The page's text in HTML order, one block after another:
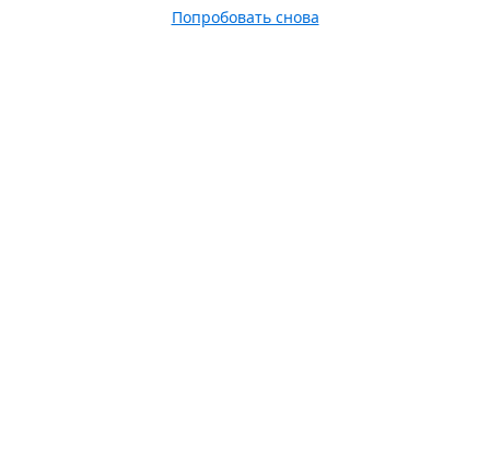
Попробовать снова